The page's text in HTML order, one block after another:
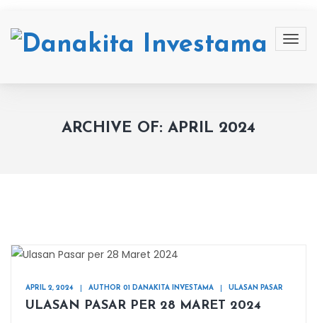
ARCHIVE OF: APRIL 2024
APRIL 2, 2024 AUTHOR 01 DANAKITA INVESTAMA ULASAN PASAR
ULASAN PASAR PER 28 MARET 2024